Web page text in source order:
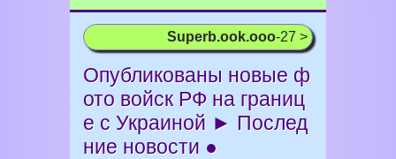
Superb.ook.ooo-27 >
Опубликованы новые ф
ото войск РФ на границ
е с Украиной ► Послед
ние новости ●